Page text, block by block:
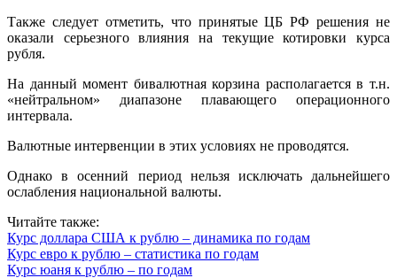
Также следует отметить, что принятые ЦБ РФ решения не
оказали серьезного влияния на текущие котировки курса
рубля.
На данный момент бивалютная корзина располагается в т.н.
«нейтральном» диапазоне плавающего операционного
интервала.
Валютные интервенции в этих условиях не проводятся.
Однако в осенний период нельзя исключать дальнейшего
ослабления национальной валюты.
Читайте также:
Курс доллара США к рублю – динамика по годам
Курс евро к рублю – статистика по годам
Курс юаня к рублю – по годам